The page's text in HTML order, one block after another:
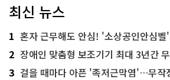
최신 뉴스
1 혼자 근무해도 안심! '소상공인안심
2 장애인 맞춤형 보조기기 최대 3년간 무상
3 걸을 때마다 아픈 '족저근막염'…무작정 참